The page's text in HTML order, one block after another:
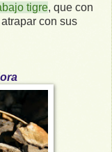
tigre, que con
con sus